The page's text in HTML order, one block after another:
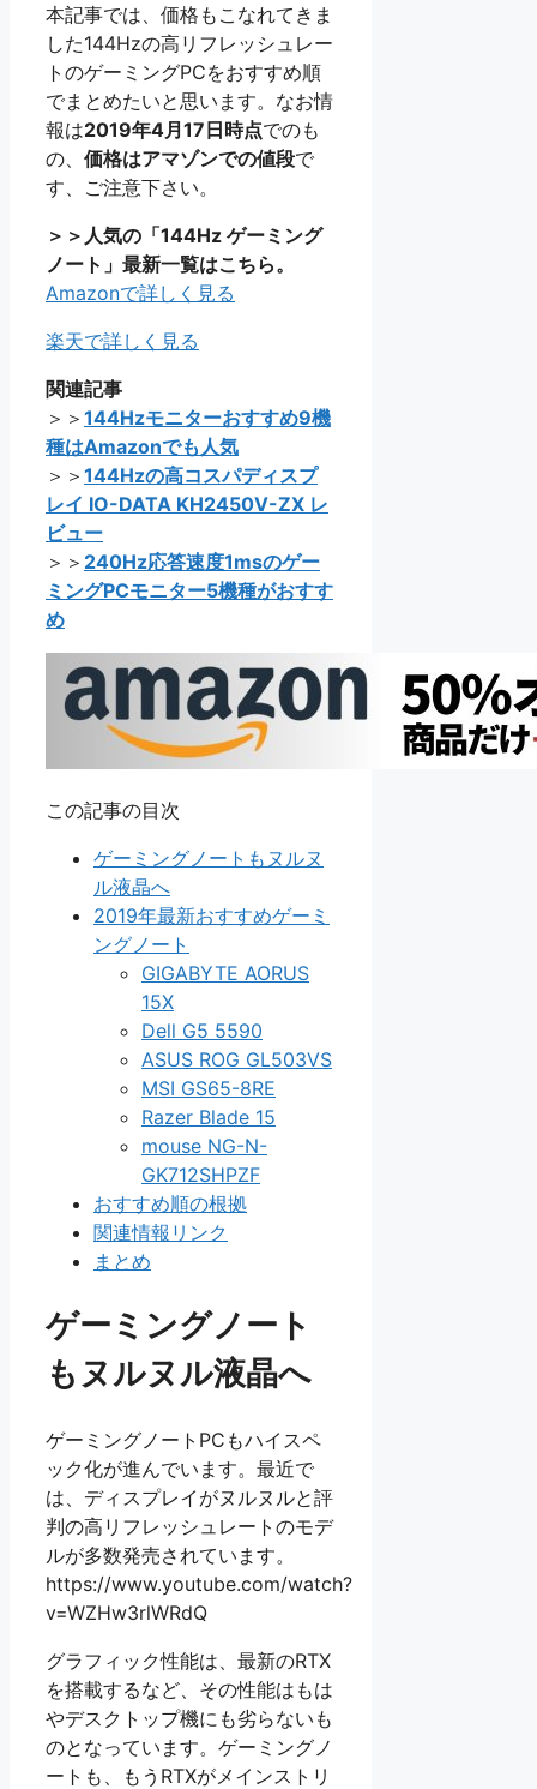
本記事では、価格もこなれてきま
した144Hzの高リフレッシュレー
トのゲーミングPCをおすすめ順
でまとめたいと思います。なお情
報は2019年4月17日時点でのも
の、 価格はアマゾンでの値段で
す、ご注意下さい。
＞＞人気の「144Hz ゲーミング
ノート」最新一覧はこちら。
Amazonで詳しく見る
楽天で詳しく見る
関連記事
＞＞ 144Hzモニターおすすめ9機
種はAmazonでも人気
＞＞ 144Hzの高コスパディスプ
レイ IO-DATA KH2450V-ZX レ
ビュー
＞＞ 240Hz応答速度1msのゲー
ミングPCモニター5機種がおすす
め
この記事の目次
ゲーミングノートもヌルヌ
ル液晶へ
2019年最新おすすめゲーミ
ングノート
GIGABYTE AORUS
15X
Dell G5 5590
ASUS ROG GL503VS
MSI GS65-8RE
Razer Blade 15
mouse NG-N-
GK712SHPZF
おすすめ順の根拠
関連情報リンク
まとめ
ゲーミングノート
もヌルヌル液晶へ
ゲーミングノートPCもハイスペ
ック化が進んでいます。最近で
は、ディスプレイがヌルヌルと評
判の高リフレッシュレートのモデ
ルが多数発売されています。
https://www.youtube.com/watch?
v=WZHw3rlWRdQ
グラフィック性能は、最新のRTX
を搭載するなど、その性能はもは
やデスクトップ機にも劣らないも
のとなっています。ゲーミングノ
ートも、もうRTXがメインストリ